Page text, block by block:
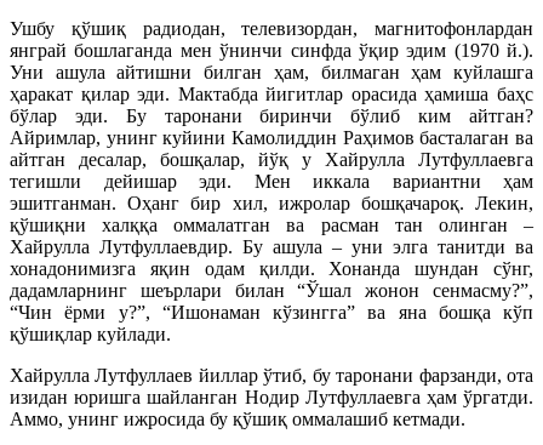
Ушбу қўшиқ радиодан, телевизордан, магнитофонлардан
янграй бошлаганда мен ўнинчи синфда ўқир эдим (1970 й.).
Уни ашула айтишни билган ҳам, билмаган ҳам куйлашга
ҳаракат қилар эди. Мактабда йигитлар орасида ҳамиша баҳс
бўлар эди. Бу таронани биринчи бўлиб ким айтган?
Айримлар, унинг куйини Камолиддин Раҳимов басталаган ва
айтган десалар, бошқалар, йўқ у Хайрулла Лутфуллаевга
тегишли дейишар эди. Мен иккала вариантни ҳам
эшитганман. Оҳанг бир хил, ижролар бошқачароқ. Лекин,
қўшиқни халққа оммалатган ва расман тан олинган –
Хайрулла Лутфуллаевдир. Бу ашула – уни элга танитди ва
хонадонимизга яқин одам қилди. Хонанда шундан сўнг,
дадамларнинг шеърлари билан “Ўшал жонон сенмасму?”,
“Чин ёрми у?”, “Ишонаман кўзингга” ва яна бошқа кўп
қўшиқлар куйлади.
Хайрулла Лутфуллаев йиллар ўтиб, бу таронани фарзанди, ота
изидан юришга шайланган Нодир Лутфуллаевга ҳам ўргатди.
Аммо, унинг ижросида бу қўшиқ оммалашиб кетмади.